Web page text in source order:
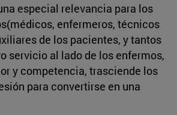
especial relevancia para los
enfermeros, técnicos
de los pacientes, y tantos
servicio al lado de los enfermos,
y competencia, trasciende los
para convertirse en una